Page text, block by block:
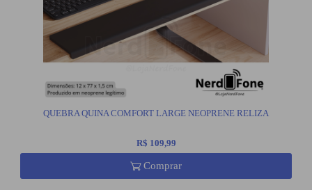
QUEBRA QUINA COMFORT LARGE NEOPRENE RELIZA
R$ 109,99
Comprar